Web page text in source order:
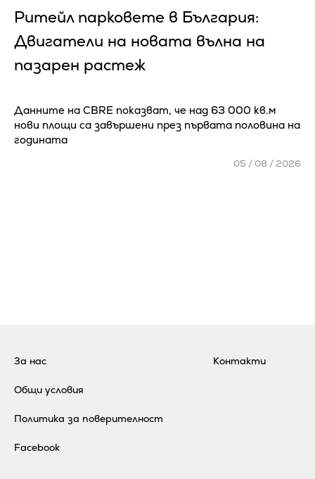
Ритейл парковете в България:
Двигатели на новата вълна на
пазарен растеж
Данните на CBRE показват, че над 63 000 кв.м
нови площи са завършени през първата половина на
годината
05 / 08 / 2026
За нас
Общи условия
Политика за поверителност
Контакти
Facebook